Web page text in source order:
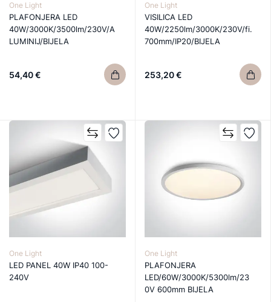
One Light
PLAFONJERA LED
40W/3000K/3500lm/230V/A
LUMINIJ/BIJELA
54,40 €
One Light
VISILICA LED
40W/2250lm/3000K/230V/fi.
700mm/IP20/BIJELA
253,20 €
One Light
LED PANEL 40W IP40 100-
240V
One Light
PLAFONJERA
LED/60W/3000K/5300lm/23
0V 600mm BIJELA